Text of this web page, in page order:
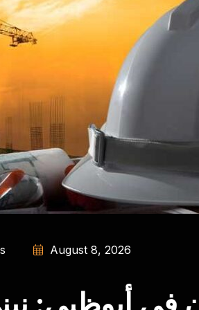
August 8, 2026